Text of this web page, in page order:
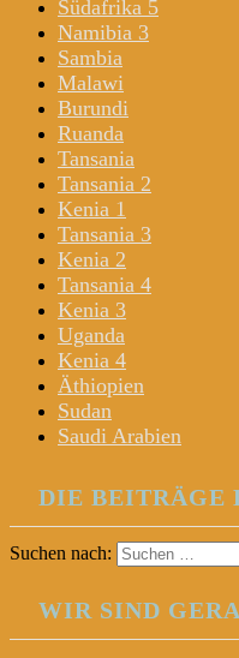
Südafrika 5
Namibia 3
Sambia
Malawi
Burundi
Ruanda
Tansania
Tansania 2
Kenia 1
Tansania 3
Kenia 2
Tansania 4
Kenia 3
Uganda
Kenia 4
Äthiopien
Sudan
Saudi Arabien
DIE BEITRÄGE
Suchen nach:
WIR SIND